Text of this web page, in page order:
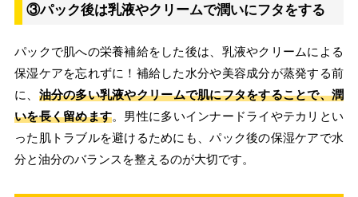
③パック後は乳液やクリームで潤いにフタをする
パックで肌への栄養補給をした後は、乳液やクリームによる
保湿ケアを忘れずに！補給した水分や美容成分が蒸発する前
に、 油分の多い乳液やクリームで肌にフタをすることで、潤
いを長く留めます 。男性に多いインナードライやテカリとい
った肌トラブルを避けるためにも、パック後の保湿ケアで水
分と油分のバランスを整えるのが大切です。